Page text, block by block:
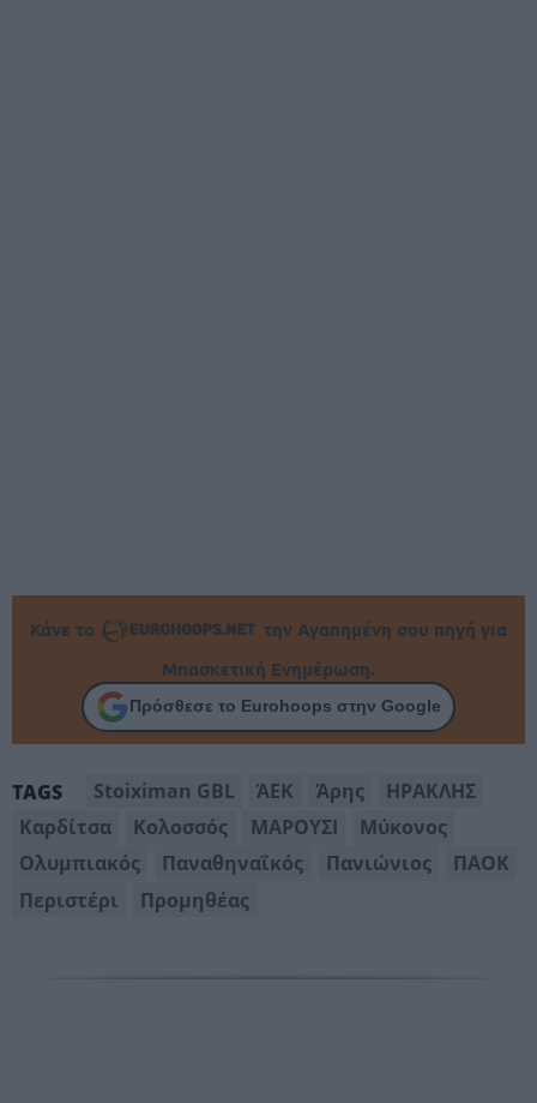
Κάνε το
την Αγαπημένη σου πηγή για
Μπασκετική Ενημέρωση.
Πρόσθεσε το Eurohoops στην Google
TAGS Stoiximan GBL ΆΕΚ Άρης
ΗΡΑΚΛΗΣ
Καρδίτσα
Κολοσσός ΜΑΡΟΥΣΙ
Μύκονος
Ολυμπιακός
Παναθηναΐκός Πανιώνιος
ΠΑΟΚ
Περιστέρι
Προμηθέας